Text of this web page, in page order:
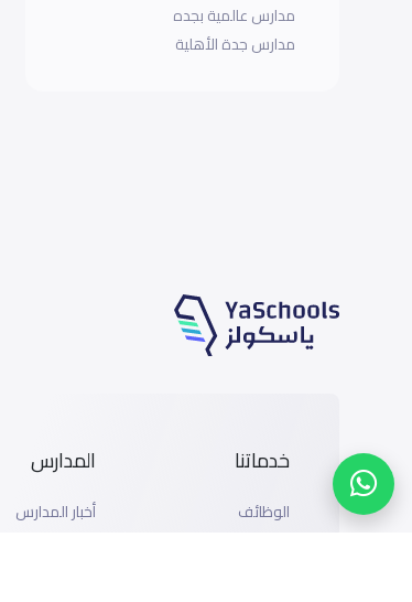
مدارس عالمية بجده
مدارس جدة الأهلية
خدماتنا
الوظائف
المدارس
أخبار المدارس